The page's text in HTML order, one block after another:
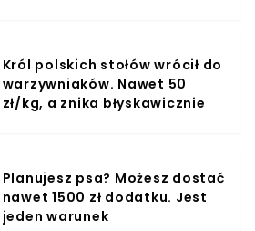
Król polskich stołów wrócił do
warzywniaków. Nawet 50
zł/kg, a znika błyskawicznie
Planujesz psa? Możesz dostać
nawet 1500 zł dodatku. Jest
jeden warunek